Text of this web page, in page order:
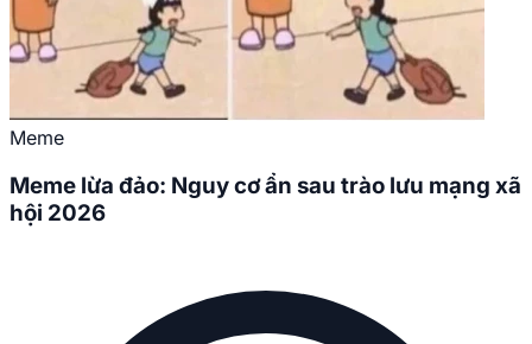
Meme
Meme lừa đảo: Nguy cơ ẩn sau trào lưu mạng xã
hội 2026